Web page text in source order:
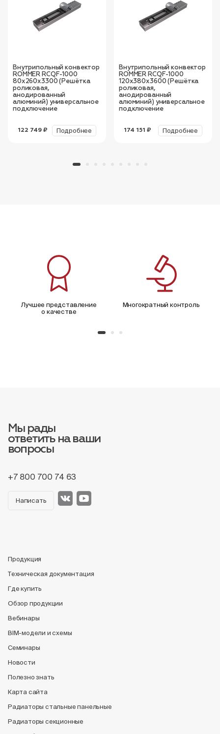
Внутрипольный конвектор
ROMMER RCQF-1000
80х260х3300 (Решётка
роликовая,
анодированный
алюминий) универсальное
подключение
122 749 ₽ Подробнее
Внутрипольный конвектор
ROMMER RCQF-1000
120х380х3600 (Решётка
роликовая,
анодированный
алюминий) универсальное
подключение
174 151 ₽ Подробнее
Лучшее представление
о качестве
Многократный контроль
Мы рады
ответить на ваши
вопросы
+7 800 700 74 63
Написать
Продукция
Техническая документация
Где купить
Обзор продукции
Вебинары
BIM-модели и схемы
Семинары
Новости
Полезно знать
Карта сайта
Радиаторы стальные панельные
Радиаторы секционные